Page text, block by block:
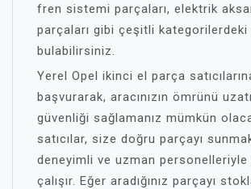
fren sistemi parçaları, elektrik
parçaları gibi çeşitli kategorilerdeki
bulabilirsiniz.
Yerel Opel ikinci el parça
başvurarak, aracınızın ömrünü
güvenliği sağlamanız mümkün
satıcılar, size doğru parçayı
deneyimli ve uzman personelleriyle
çalışır. Eğer aradığınız parçayı